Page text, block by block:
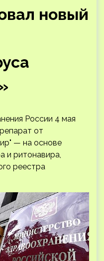
новый
России 4 мая
от
— на основе
и ритонавира,
реестра